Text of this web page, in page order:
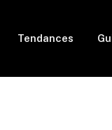
Tendances